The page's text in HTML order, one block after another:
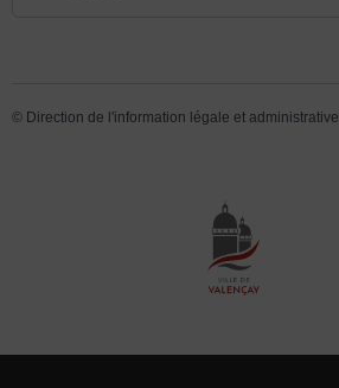
© Direction de l'information légale et administrative